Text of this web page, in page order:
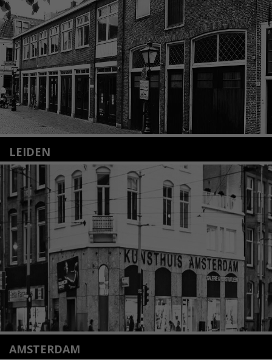
LEIDEN
Nieuwstraat 35
2312 KA Leiden
+31(0)71 – 52 84 480
info@kunsthuisleiden.nl
Lees meer
AMSTERDAM